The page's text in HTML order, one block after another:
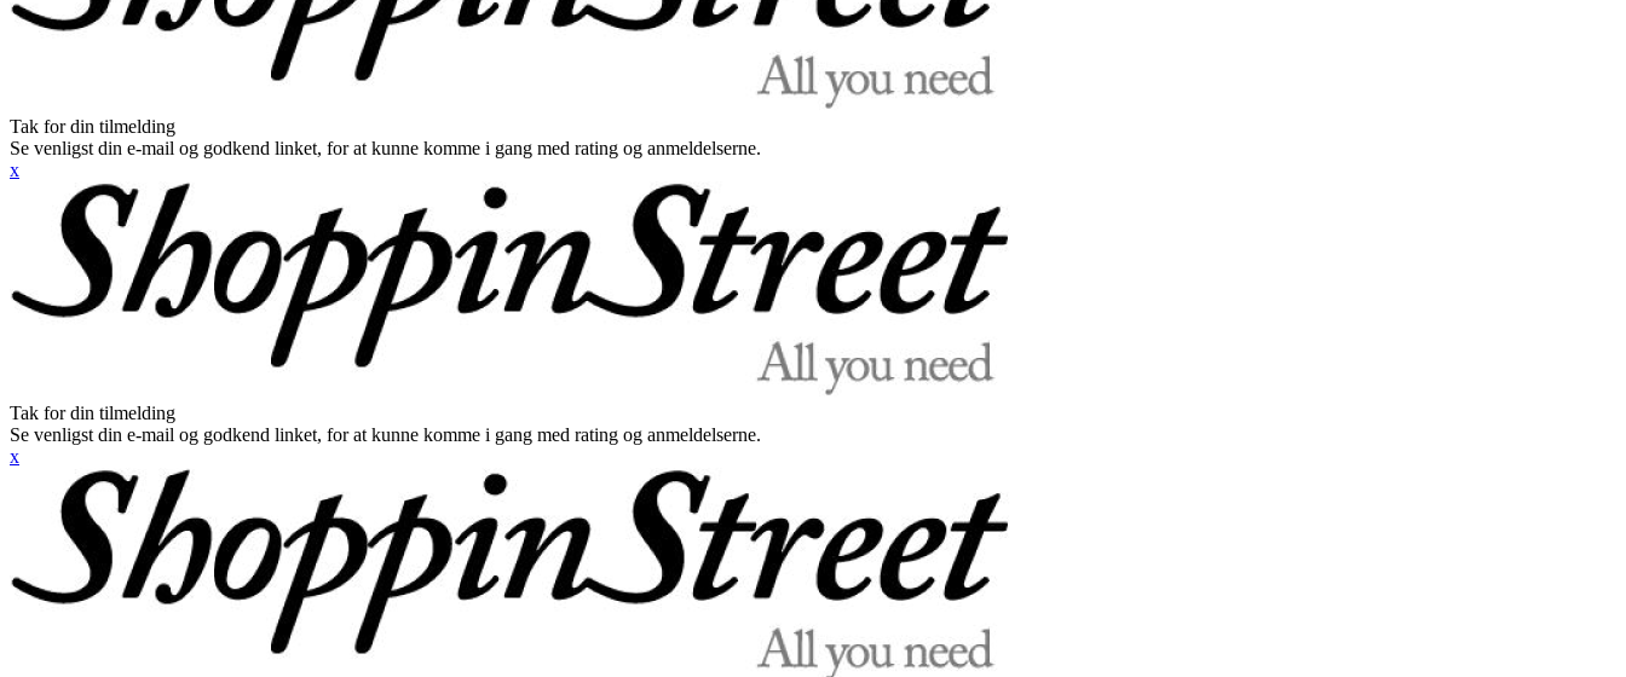
Tak for din tilmelding
Se venligst din e-mail og godkend linket, for at kunne komme i gang med rating og anmeldelserne.
x
Tak for din tilmelding
Se venligst din e-mail og godkend linket, for at kunne komme i gang med rating og anmeldelserne.
x